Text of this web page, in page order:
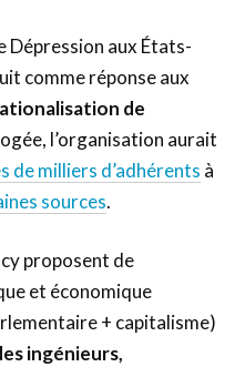
Dépression aux États-
comme réponse aux
de
l’organisation aurait
de milliers d’adhérents à
sources.
proposent de
et économique
+ capitalisme)
ingénieurs,